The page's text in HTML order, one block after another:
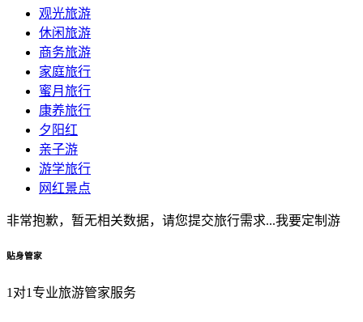
观光旅游
休闲旅游
商务旅游
家庭旅行
蜜月旅行
康养旅行
夕阳红
亲子游
游学旅行
网红景点
非常抱歉，暂无相关数据，请您提交旅行需求...我要定制游
贴身管家
1对1专业旅游管家服务